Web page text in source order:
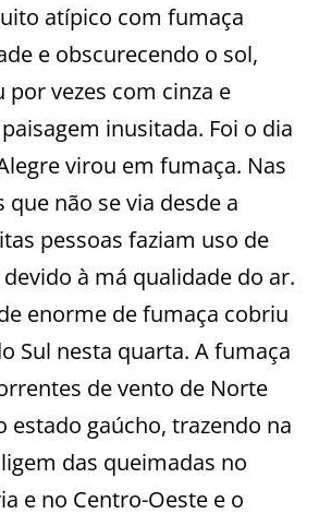
atípico com fumaça
e obscurecendo o sol,
por vezes com cinza e
inusitada. Foi o dia
virou em fumaça. Nas
que não se via desde a
pessoas faziam uso de
à má qualidade do ar.
enorme de fumaça cobriu
Sul nesta quarta. A fumaça
de vento de Norte
estado gaúcho, trazendo na
das queimadas no
e no Centro-Oeste e o